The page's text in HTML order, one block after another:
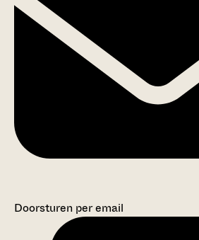
Doorsturen per email